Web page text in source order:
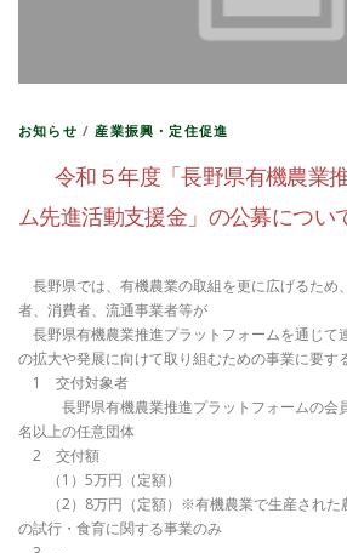
お知らせ /産業振興・定住促進
令和５年度「長野県有機農業
ム先進活動支援金」の公募につい
長野県では、有機農業の取組を更に広げるため
者、消費者、流通事業者等が
長野県有機農業推進プラットフォームを通じて
の拡大や発展に向けて取り組むための事業に要す
1 交付対象者
長野県有機農業推進プラットフォームの会
名以上の任意団体
2 交付額
（1）5万円（定額）
（2）8万円（定額）※有機農業で生産された
の試行・食育に関する事業のみ